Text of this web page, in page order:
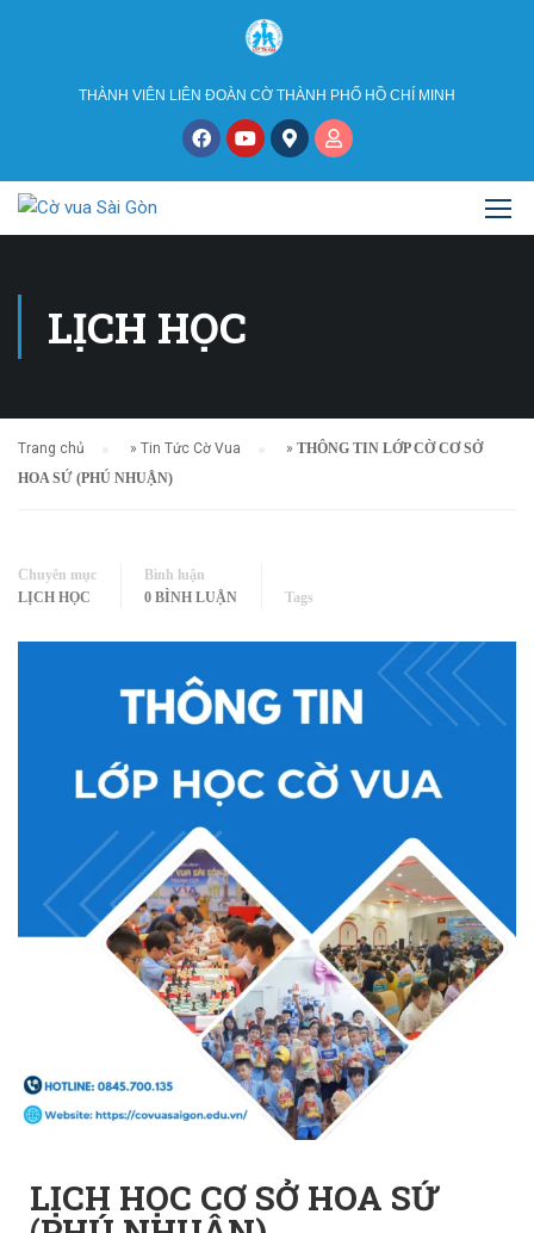
THÀNH VIÊN LIÊN ĐOÀN CỜ THÀNH PHỐ HỒ CHÍ MINH
LỊCH HỌC
Trang chủ » Tin Tức Cờ Vua » THÔNG TIN LỚP CỜ CƠ SỞ
HOA SỨ (PHÚ NHUẬN)
Chuyên mục
LỊCH HỌC
Bình luận
0 BÌNH LUẬN
Tags
LỊCH HỌC CƠ SỞ HOA SỨ